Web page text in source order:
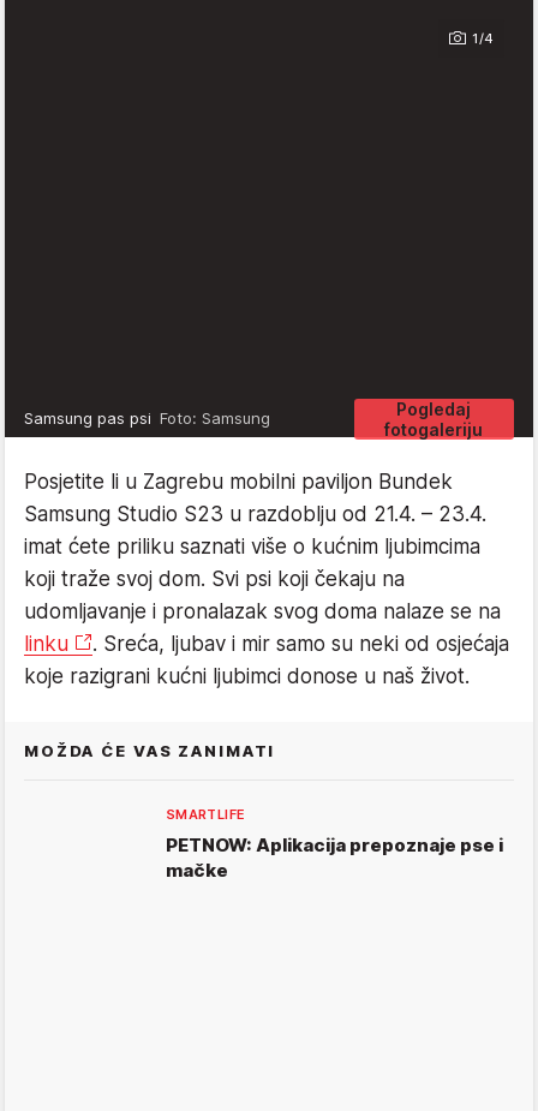
1/4
Pogledaj
fotogaleriju
Samsung pas psi Foto: Samsung
Posjetite li u Zagrebu mobilni paviljon Bundek
Samsung Studio S23 u razdoblju od 21.4. – 23.4.
imat ćete priliku saznati više o kućnim ljubimcima
koji traže svoj dom. Svi psi koji čekaju na
udomljavanje i pronalazak svog doma nalaze se na
linku
. Sreća, ljubav i mir samo su neki od osjećaja
koje razigrani kućni ljubimci donose u naš život.
MOŽDA ĆE VAS ZANIMATI
SMARTLIFE
PETNOW: Aplikacija prepoznaje pse i
mačke